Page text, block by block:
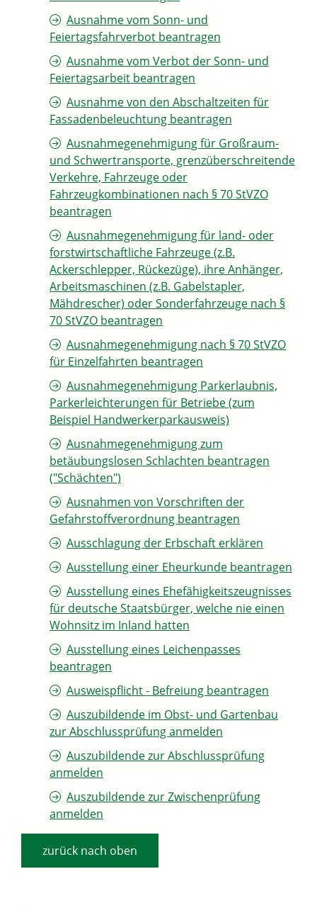
Ausnahme vom Sonn- und
Feiertagsfahrverbot beantragen
Ausnahme vom Verbot der Sonn- und
Feiertagsarbeit beantragen
Ausnahme von den Abschaltzeiten für
Fassadenbeleuchtung beantragen
Ausnahmegenehmigung für Großraum-
und Schwertransporte, grenzüberschreitende
Verkehre, Fahrzeuge oder
Fahrzeugkombinationen nach § 70 StVZO
beantragen
Ausnahmegenehmigung für land- oder
forstwirtschaftliche Fahrzeuge (z.B.
Ackerschlepper, Rückezüge), ihre Anhänger,
Arbeitsmaschinen (z.B. Gabelstapler,
Mähdrescher) oder Sonderfahrzeuge nach §
70 StVZO beantragen
Ausnahmegenehmigung nach § 70 StVZO
für Einzelfahrten beantragen
Ausnahmegenehmigung Parkerlaubnis,
Parkerleichterungen für Betriebe (zum
Beispiel Handwerkerparkausweis)
Ausnahmegenehmigung zum
betäubungslosen Schlachten beantragen
("Schächten")
Ausnahmen von Vorschriften der
Gefahrstoffverordnung beantragen
Ausschlagung der Erbschaft erklären
Ausstellung einer Eheurkunde beantragen
Ausstellung eines Ehefähigkeitszeugnisses
für deutsche Staatsbürger, welche nie einen
Wohnsitz im Inland hatten
Ausstellung eines Leichenpasses
beantragen
Ausweispflicht - Befreiung beantragen
Auszubildende im Obst- und Gartenbau
zur Abschlussprüfung anmelden
Auszubildende zur Abschlussprüfung
anmelden
Auszubildende zur Zwischenprüfung
anmelden
zurück nach oben